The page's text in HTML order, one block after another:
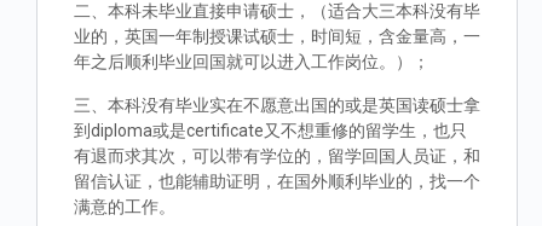
二、本科未毕业直接申请硕士，（适合大三本科没有毕
业的，英国一年制授课试硕士，时间短，含金量高，一
年之后顺利毕业回国就可以进入工作岗位。）；
三、本科没有毕业实在不愿意出国的或是英国读硕士拿
到diploma或是certificate又不想重修的留学生，也只
有退而求其次，可以带有学位的，留学回国人员证，和
留信认证，也能辅助证明，在国外顺利毕业的，找一个
满意的工作。